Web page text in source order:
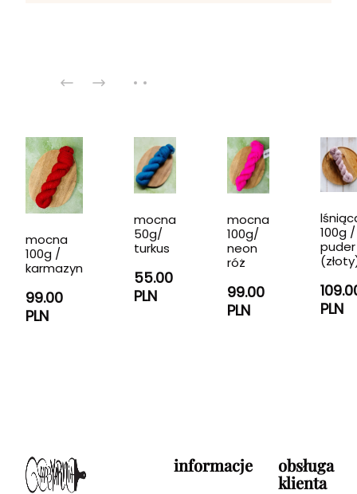
mocna
100g /
karmazyn
99.00
PLN
mocna
50g/
turkus
55.00
PLN
mocna
100g/
neon
róż
99.00
PLN
100g /
puder
PLN
informacje
obsługa
klienta